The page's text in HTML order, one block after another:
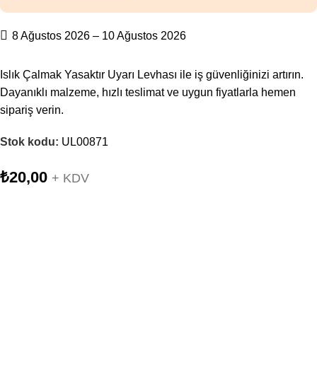
8 Ağustos 2026 – 10 Ağustos 2026
Islık Çalmak Yasaktır Uyarı Levhası ile iş güvenliğinizi artırın.
Dayanıklı malzeme, hızlı teslimat ve uygun fiyatlarla hemen
sipariş verin.
Stok kodu: UL00871
₺20,00 + KDV